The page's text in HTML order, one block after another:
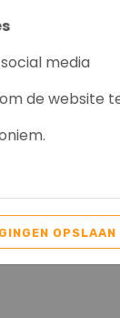
media
de website
OPSLAAN
Niet